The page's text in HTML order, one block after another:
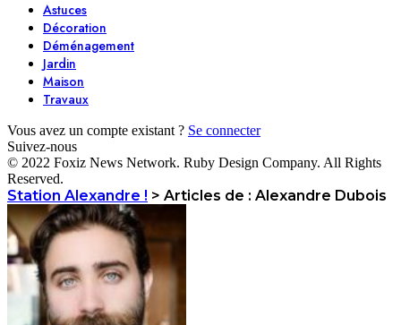
Astuces
Décoration
Déménagement
Jardin
Maison
Travaux
Vous avez un compte existant ? Se connecter
Suivez-nous
© 2022 Foxiz News Network. Ruby Design Company. All Rights
Reserved.
Station Alexandre ! > Articles de : Alexandre Dubois